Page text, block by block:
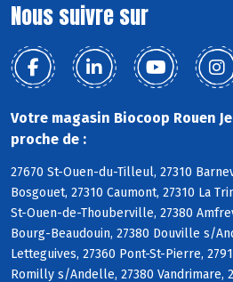
Nous suivre sur
Votre magasin Biocoop Rouen
proche de :
27670 St-Ouen-du-Tilleul, 27310
Bosgouet, 27310 Caumont, 27310 La
St-Ouen-de-Thouberville, 27380
Bourg-Beaudouin, 27380 Douville s/
Letteguives, 27360 Pont-St-Pierre,
Romilly s/Andelle, 27380 Vandrimare,